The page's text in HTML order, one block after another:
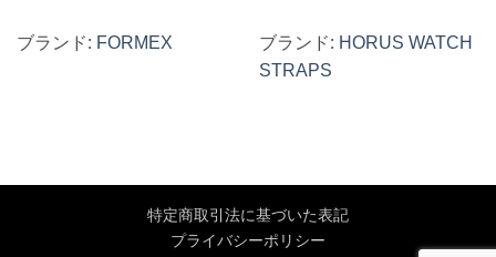
–
¥55,000
ブランド: FORMEX –
¥116,100
ブランド: HORUS WATCH
STRAPS
特定商取引法に基づいた表記
プライバシーポリシー